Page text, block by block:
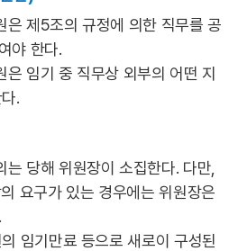
제5조의 규정에 의한 직무를 공
야 한다.
임기 중 직무상 외부의 어떤 지
.
당해 위원장이 소집한다. 다만,
요구가 있는 경우에는 위원장은
임기만료 등으로 새로이 구성된